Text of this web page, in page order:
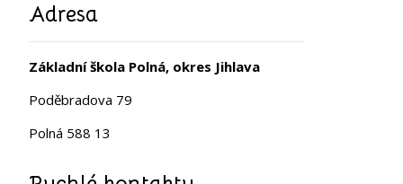
Adresa
Základní škola Polná, okres Jihlava
Poděbradova 79
Polná 588 13